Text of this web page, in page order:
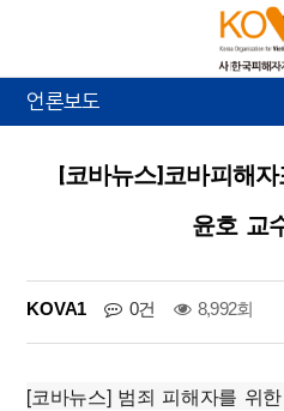
언론보도
[코바뉴스]코바피해
윤호 교
KOVA1 0건 8,992회
[코바뉴스] 범죄 피해자를 위